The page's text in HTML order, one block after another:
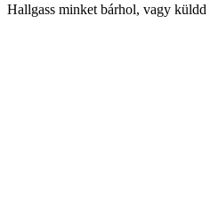
Hallgass minket bárhol, vagy küldd